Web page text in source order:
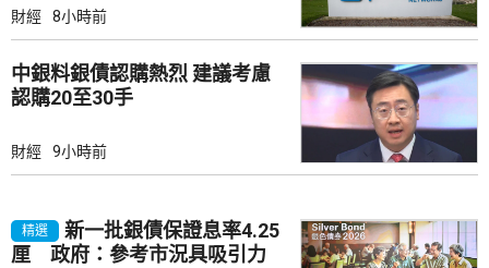
財經 8小時前
中銀料銀債認購熱烈 建議考慮
認購20至30手
財經 9小時前
精選
新一批銀債保證息率4.25
厘 政府：參考市況具吸引力